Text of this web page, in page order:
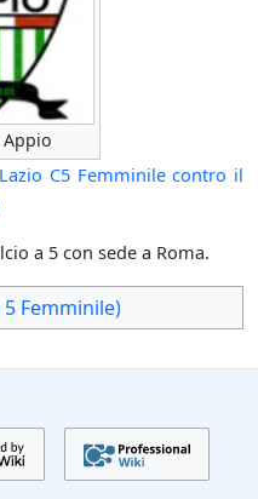
C5 Femminile contro il
a 5 con sede a Roma.
Femminile)